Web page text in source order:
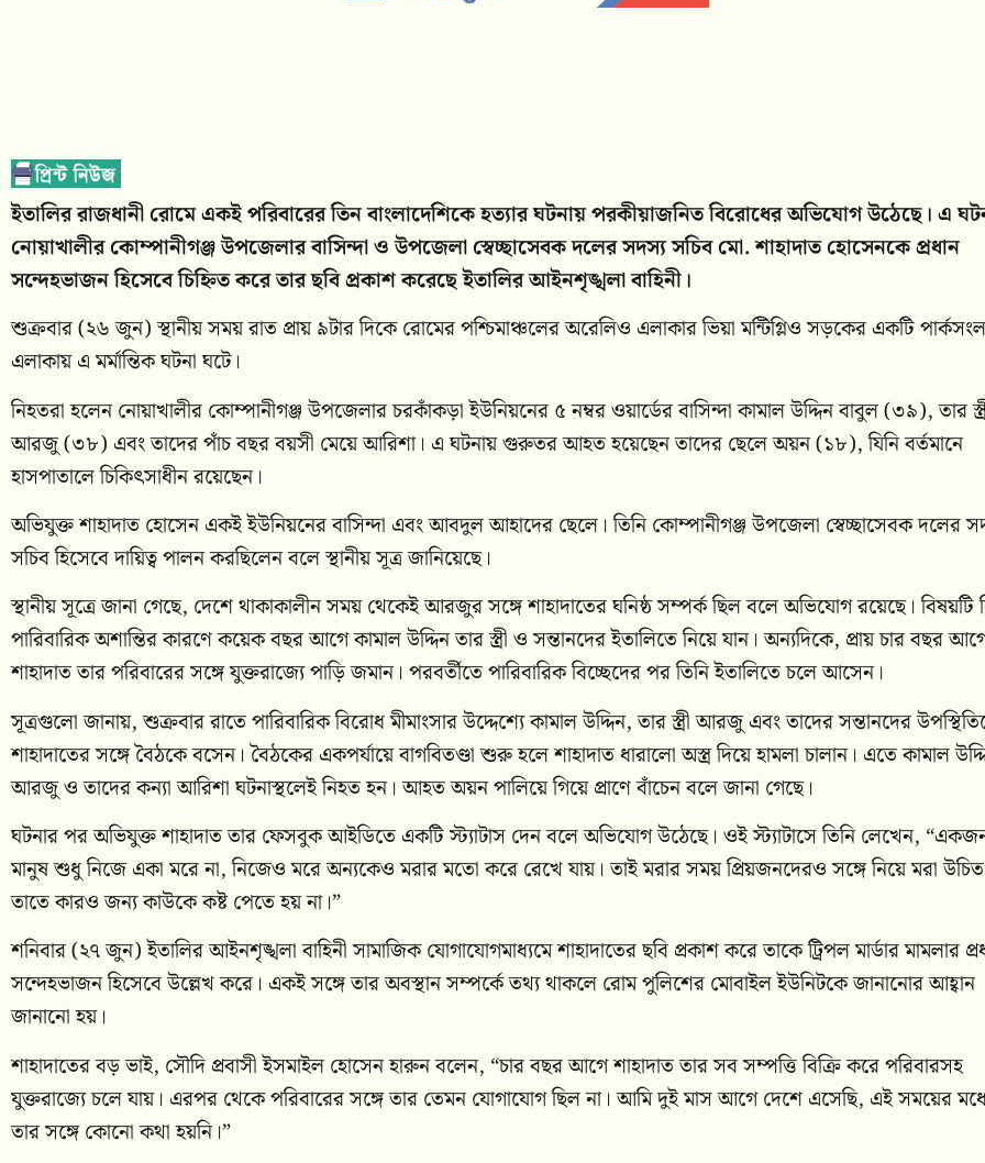
ইতালির রাজধানী রোমে একই পরিবারের তিন বাংলাদেশিকে হত্যার ঘটনায় পরকীয়াজনিত বিরোধের অভিযোগ উঠেছে। এ
নোয়াখালীর কোম্পানীগঞ্জ উপজেলার বাসিন্দা ও উপজেলা স্বেচ্ছাসেবক দলের সদস্য সচিব মো. শাহাদাত হোসেনকে প্রধান
সন্দেহভাজন হিসেবে চিহ্নিত করে তার ছবি প্রকাশ করেছে ইতালির আইনশৃঙ্খলা বাহিনী।
শুক্রবার (২৬ জুন) স্থানীয় সময় রাত প্রায় ৯টার দিকে রোমের পশ্চিমাঞ্চলের অরেলিও এলাকার ভিয়া মন্টিগ্লিও সড়কের একটি
এলাকায় এ মর্মান্তিক ঘটনা ঘটে।
নিহতরা হলেন নোয়াখালীর কোম্পানীগঞ্জ উপজেলার চরকাঁকড়া ইউনিয়নের ৫ নম্বর ওয়ার্ডের বাসিন্দা কামাল উদ্দিন বাবুল (৩৯), তার
আরজু (৩৮) এবং তাদের পাঁচ বছর বয়সী মেয়ে আরিশা। এ ঘটনায় গুরুতর আহত হয়েছেন তাদের ছেলে অয়ন (১৮), যিনি বর্তমানে
হাসপাতালে চিকিৎসাধীন রয়েছেন।
অভিযুক্ত শাহাদাত হোসেন একই ইউনিয়নের বাসিন্দা এবং আবদুল আহাদের ছেলে। তিনি কোম্পানীগঞ্জ উপজেলা স্বেচ্ছাসেবক দলের
সচিব হিসেবে দায়িত্ব পালন করছিলেন বলে স্থানীয় সূত্র জানিয়েছে।
স্থানীয় সূত্রে জানা গেছে, দেশে থাকাকালীন সময় থেকেই আরজুর সঙ্গে শাহাদাতের ঘনিষ্ঠ সম্পর্ক ছিল বলে অভিযোগ রয়েছে। বিষয়টি
পারিবারিক অশান্তির কারণে কয়েক বছর আগে কামাল উদ্দিন তার স্ত্রী ও সন্তানদের ইতালিতে নিয়ে যান। অন্যদিকে, প্রায় চার বছর
শাহাদাত তার পরিবারের সঙ্গে যুক্তরাজ্যে পাড়ি জমান। পরবর্তীতে পারিবারিক বিচ্ছেদের পর তিনি ইতালিতে চলে আসেন।
সূত্রগুলো জানায়, শুক্রবার রাতে পারিবারিক বিরোধ মীমাংসার উদ্দেশ্যে কামাল উদ্দিন, তার স্ত্রী আরজু এবং তাদের সন্তানদের
শাহাদাতের সঙ্গে বৈঠকে বসেন। বৈঠকের একপর্যায়ে বাগবিতণ্ডা শুরু হলে শাহাদাত ধারালো অস্ত্র দিয়ে হামলা চালান। এতে কামাল
আরজু ও তাদের কন্যা আরিশা ঘটনাস্থলেই নিহত হন। আহত অয়ন পালিয়ে গিয়ে প্রাণে বাঁচেন বলে জানা গেছে।
ঘটনার পর অভিযুক্ত শাহাদাত তার ফেসবুক আইডিতে একটি স্ট্যাটাস দেন বলে অভিযোগ উঠেছে। ওই স্ট্যাটাসে তিনি লেখেন,
মানুষ শুধু নিজে একা মরে না, নিজেও মরে অন্যকেও মরার মতো করে রেখে যায়। তাই মরার সময় প্রিয়জনদেরও সঙ্গে নিয়ে মরা
তাতে কারও জন্য কাউকে কষ্ট পেতে হয় না।”
শনিবার (২৭ জুন) ইতালির আইনশৃঙ্খলা বাহিনী সামাজিক যোগাযোগমাধ্যমে শাহাদাতের ছবি প্রকাশ করে তাকে ট্রিপল মার্ডার মামলার
সন্দেহভাজন হিসেবে উল্লেখ করে। একই সঙ্গে তার অবস্থান সম্পর্কে তথ্য থাকলে রোম পুলিশের মোবাইল ইউনিটকে জানানোর আহ্বান
জানানো হয়।
শাহাদাতের বড় ভাই, সৌদি প্রবাসী ইসমাইল হোসেন হারুন বলেন, “চার বছর আগে শাহাদাত তার সব সম্পত্তি বিক্রি করে পরিবারসহ
যুক্তরাজ্যে চলে যায়। এরপর থেকে পরিবারের সঙ্গে তার তেমন যোগাযোগ ছিল না। আমি দুই মাস আগে দেশে এসেছি, এই সময়ের
তার সঙ্গে কোনো কথা হয়নি।”